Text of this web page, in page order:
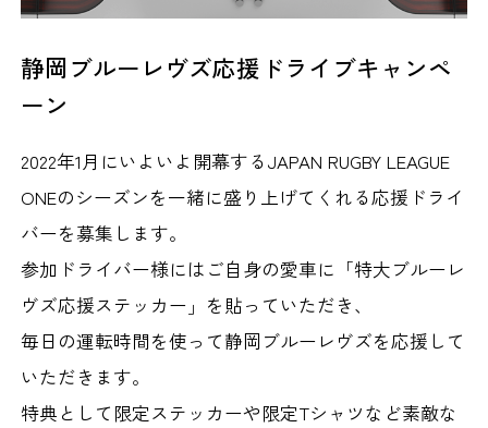
静岡ブルーレヴズ応援ドライブキャンペ
ーン
2022年1月にいよいよ開幕するJAPAN RUGBY LEAGUE
ONEのシーズンを一緒に盛り上げてくれる応援ドライ
バーを募集します。
参加ドライバー様にはご自身の愛車に「特大ブルーレ
ヴズ応援ステッカー」を貼っていただき、
毎日の運転時間を使って静岡ブルーレヴズを応援して
いただきます。
特典として限定ステッカーや限定Tシャツなど素敵な